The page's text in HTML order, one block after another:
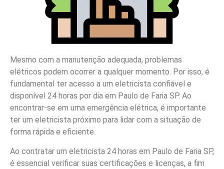
Mesmo com a manutenção adequada, problemas
elétricos podem ocorrer a qualquer momento. Por isso, é
fundamental ter acesso a um eletricista confiável e
disponível 24 horas por dia em Paulo de Faria SP. Ao
encontrar-se em uma emergência elétrica, é importante
ter um eletricista próximo para lidar com a situação de
forma rápida e eficiente.
Ao contratar um eletricista 24 horas em Paulo de Faria SP,
é essencial verificar suas certificações e licenças, a fim